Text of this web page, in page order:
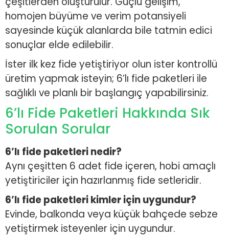
homojen büyüme ve verim potansiyeli
sayesinde küçük alanlarda bile tatmin edici
sonuçlar elde edilebilir.
İster ilk kez fide yetiştiriyor olun ister kontrollü
üretim yapmak isteyin; 6’lı fide paketleri ile
sağlıklı ve planlı bir başlangıç yapabilirsiniz.
6’lı Fide Paketleri Hakkında Sık
Sorulan Sorular
6’lı fide paketleri nedir?
Aynı çeşitten 6 adet fide içeren, hobi amaçlı
yetiştiriciler için hazırlanmış fide setleridir.
6’lı fide paketleri kimler için uygundur?
Evinde, balkonda veya küçük bahçede sebze
yetiştirmek isteyenler için uygundur.